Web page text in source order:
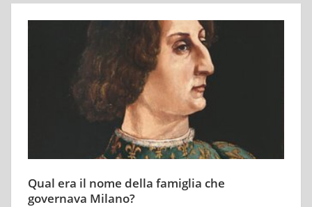
Qual era il nome della famiglia che
governava Milano?